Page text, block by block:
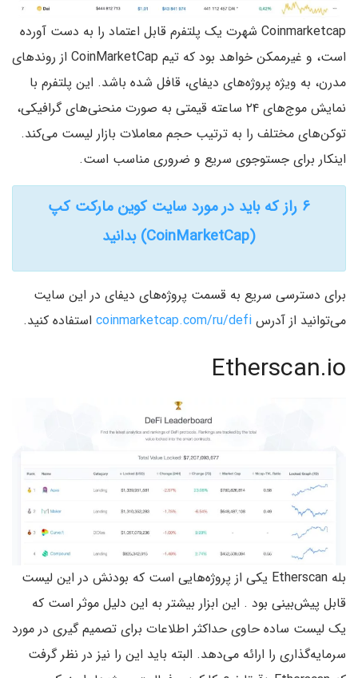
Coinmarketcap شهرت یک پلتفرم قابل اعتماد را به دست آورده
است، و غیرممکن خواهد بود که تیم CoinMarketCap از روندهای
مدرن، به ویژه پروژه‌های دیفای، قافل شده باشد. این پلتفرم با
نمایش موج‌های ۲۴ ساعته قیمتی به صورت منحنی‌های گرافیکی،
توکن‌های مختلف را به ترتیب حجم معاملات بازار لیست می‌کند.
اینکار برای جستوجوی سریع و ضروری مناسب است.
۶ راز که باید در مورد سایت کوین مارکت کپ
(CoinMarketCap) بدانید
برای دسترسی سریع‌ به قسمت پروژه‌های دیفای در این سایت
می‌توانید از آدرس coinmarketcap.com/ru/defi استفاده کنید.
Etherscan.io
بله Etherscan یکی از پروژه‌هایی است که بودنش در این لیست‌
قابل پیش‌بینی بود . این ابزار بیشتر به این دلیل موثر است که
یک لیست ساده حاوی حداکثر اطلاعات برای تصمیم گیری در مورد
سرمایه‌گذاری را ارائه می‌دهد. البته باید این را نیز در نظر گرفت